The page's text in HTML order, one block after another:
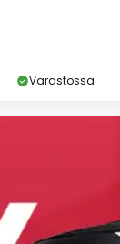
Varastossa